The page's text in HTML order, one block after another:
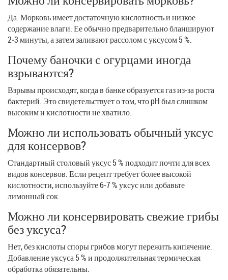
Да. Морковь имеет достаточную кислотность и низкое
содержание влаги. Ее обычно предварительно бланшируют
2‑3 минуты, а затем заливают рассолом с уксусом 5 %.
Почему баночки с огурцами иногда
взрываются?
Взрывы происходят, когда в банке образуется газ из-за роста
бактерий. Это свидетельствует о том, что pH был слишком
высоким и кислотности не хватило.
Можно ли использовать обычный уксус
для консервов?
Стандартный столовый уксус 5 % подходит почти для всех
видов консервов. Если рецепт требует более высокой
кислотности, используйте 6‑7 % уксус или добавьте
лимонный сок.
Можно ли консервировать свежие грибы
без уксуса?
Нет, без кислоты споры грибов могут пережить кипячение.
Добавление уксуса 5 % и продолжительная термическая
обработка обязательны.